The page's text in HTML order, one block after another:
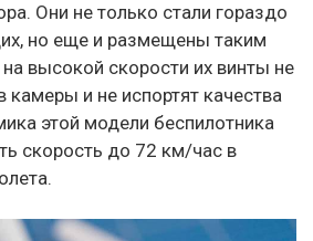
Они не только стали гораздо
но еще и размещены таким
высокой скорости их винты не
камеры и не испортят качества
этой модели беспилотника
скорость до 72 км/час в